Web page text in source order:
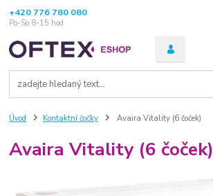
+420 776 780 080
Po-So 8-15 hod
Úvod Kontaktní čočky Avaira Vitality (6 čoček)
Avaira Vitality (6 čoček)